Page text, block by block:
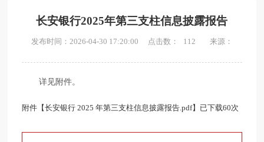
长安银行2025年第三支柱信息披露报告
发布时间：2026-04-30 17:20:00 点击数： 112 来源：
详见附件。
附件【长安银行 2025 年第三支柱信息披露报告.pdf】已下载60次